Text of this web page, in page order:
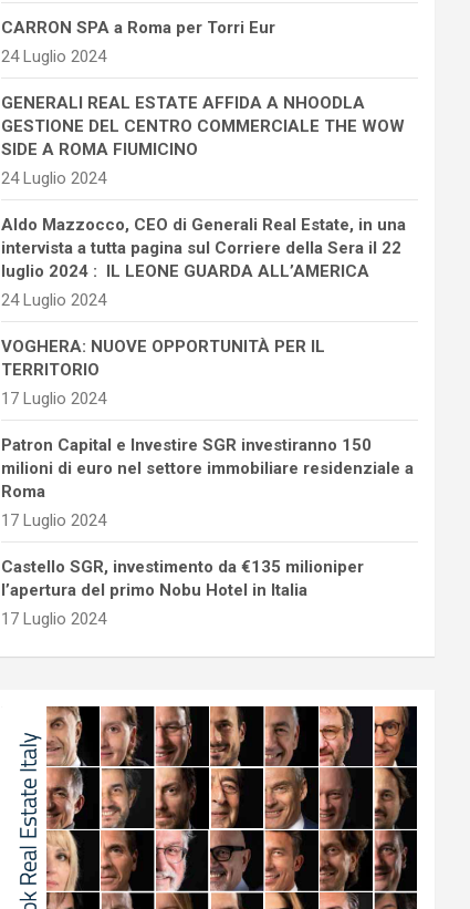
CARRON SPA a Roma per Torri Eur
24 Luglio 2024
GENERALI REAL ESTATE AFFIDA A NHOODLA
GESTIONE DEL CENTRO COMMERCIALE THE WOW
SIDE A ROMA FIUMICINO
24 Luglio 2024
Aldo Mazzocco, CEO di Generali Real Estate, in una
intervista a tutta pagina sul Corriere della Sera il 22
luglio 2024 : IL LEONE GUARDA ALL’AMERICA
24 Luglio 2024
VOGHERA: NUOVE OPPORTUNITÀ PER IL
TERRITORIO
17 Luglio 2024
Patron Capital e Investire SGR investiranno 150
milioni di euro nel settore immobiliare residenziale a
Roma
17 Luglio 2024
Castello SGR, investimento da €135 milioniper
l’apertura del primo Nobu Hotel in Italia
17 Luglio 2024